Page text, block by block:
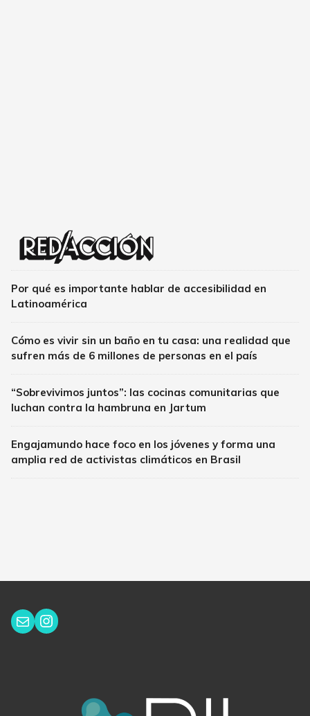
Por qué es importante hablar de accesibilidad en
Latinoamérica
Cómo es vivir sin un baño en tu casa: una realidad que
sufren más de 6 millones de personas en el país
“Sobrevivimos juntos”: las cocinas comunitarias que
luchan contra la hambruna en Jartum
Engajamundo hace foco en los jóvenes y forma una
amplia red de activistas climáticos en Brasil
Correo electrónico
Instagram